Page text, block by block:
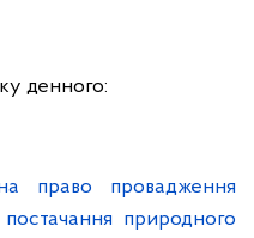
денного:
право провадження
постачання природного